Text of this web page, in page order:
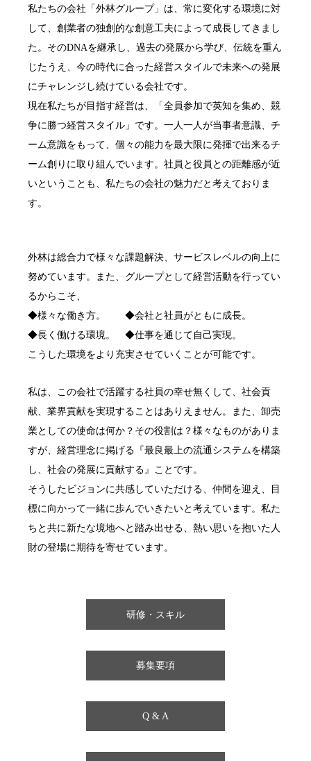
私たちの会社「外林グループ」は、常に変化する環境に対
して、創業者の独創的な創意工夫によって成長してきまし
た。そのDNAを継承し、過去の発展から学び、伝統を重ん
じたうえ、今の時代に合った経営スタイルで未来への発展
にチャレンジし続けている会社です。
現在私たちが目指す経営は、「全員参加で英知を集め、競
争に勝つ経営スタイル」です。一人一人が当事者意識、チ
ーム意識をもって、個々の能力を最大限に発揮で出来るチ
ーム創りに取り組んでいます。社員と役員との距離感が近
いということも、私たちの会社の魅力だと考えておりま
す。
外林は総合力で様々な課題解決、サービスレベルの向上に
努めています。また、グループとして経営活動を行ってい
るからこそ、
◆様々な働き方。 ◆会社と社員がともに成長。
◆長く働ける環境。 ◆仕事を通じて自己実現。
こうした環境をより充実させていくことが可能です。
私は、この会社で活躍する社員の幸せ無くして、社会貢
献、業界貢献を実現することはありえません。また、卸売
業としての使命は何か？その役割は？様々なものがありま
すが、経営理念に掲げる『最良最上の流通システムを構築
し、社会の発展に貢献する』ことです。
そうしたビジョンに共感していただける、仲間を迎え、目
標に向かって一緒に歩んでいきたいと考えています。私た
ちと共に新たな境地へと踏み出せる、熱い思いを抱いた人
財の登場に期待を寄せています。
研修・スキル
募集要項
Q & A